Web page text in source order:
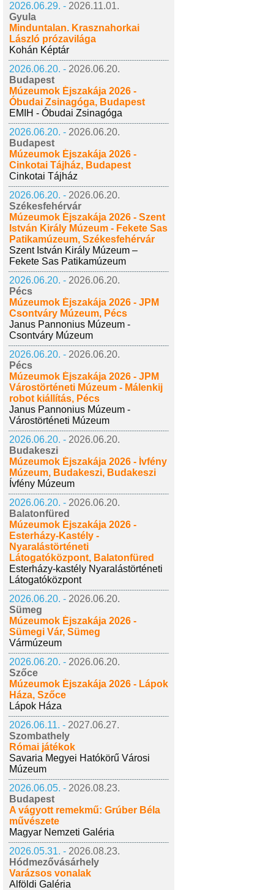
2026.06.29. - 2026.11.01.
Gyula
Minduntalan. Krasznahorkai
László prózavilága
Kohán Képtár
2026.06.20. - 2026.06.20.
Budapest
Múzeumok Éjszakája 2026 -
Óbudai Zsinagóga, Budapest
EMIH - Óbudai Zsinagóga
2026.06.20. - 2026.06.20.
Budapest
Múzeumok Éjszakája 2026 -
Cinkotai Tájház, Budapest
Cinkotai Tájház
2026.06.20. - 2026.06.20.
Székesfehérvár
Múzeumok Éjszakája 2026 - Szent
István Király Múzeum - Fekete Sas
Patikamúzeum, Székesfehérvár
Szent István Király Múzeum –
Fekete Sas Patikamúzeum
2026.06.20. - 2026.06.20.
Pécs
Múzeumok Éjszakája 2026 - JPM
Csontváry Múzeum, Pécs
Janus Pannonius Múzeum -
Csontváry Múzeum
2026.06.20. - 2026.06.20.
Pécs
Múzeumok Éjszakája 2026 - JPM
Várostörténeti Múzeum - Málenkij
robot kiállítás, Pécs
Janus Pannonius Múzeum -
Várostörténeti Múzeum
2026.06.20. - 2026.06.20.
Budakeszi
Múzeumok Éjszakája 2026 - Ívfény
Múzeum, Budakeszi, Budakeszi
Ívfény Múzeum
2026.06.20. - 2026.06.20.
Balatonfüred
Múzeumok Éjszakája 2026 -
Esterházy-Kastély -
Nyaralástörténeti
Látogatóközpont, Balatonfüred
Esterházy-kastély Nyaralástörténeti
Látogatóközpont
2026.06.20. - 2026.06.20.
Sümeg
Múzeumok Éjszakája 2026 -
Sümegi Vár, Sümeg
Vármúzeum
2026.06.20. - 2026.06.20.
Szőce
Múzeumok Éjszakája 2026 - Lápok
Háza, Szőce
Lápok Háza
2026.06.11. - 2027.06.27.
Szombathely
Római játékok
Savaria Megyei Hatókörű Városi
Múzeum
2026.06.05. - 2026.08.23.
Budapest
A vágyott remekmű: Grúber Béla
művészete
Magyar Nemzeti Galéria
2026.05.31. - 2026.08.23.
Hódmezővásárhely
Varázsos vonalak
Alföldi Galéria